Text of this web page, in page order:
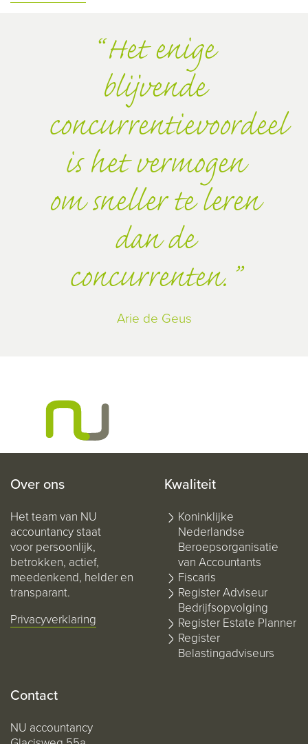
Het enige
blijvende
concurrentievoordeel
is het vermogen
om sneller te leren
dan de
concurrenten.
Arie de Geus
Over ons
Het team van NU
accountancy staat
voor persoonlijk,
betrokken, actief,
meedenkend, helder en
transparant.
Privacyverklaring
Kwaliteit
Koninklijke
Nederlandse
Beroepsorganisatie
van Accountants
Fiscaris
Register Adviseur
Bedrijfsopvolging
Register Estate Planner
Register
Belastingadviseurs
Contact
NU accountancy